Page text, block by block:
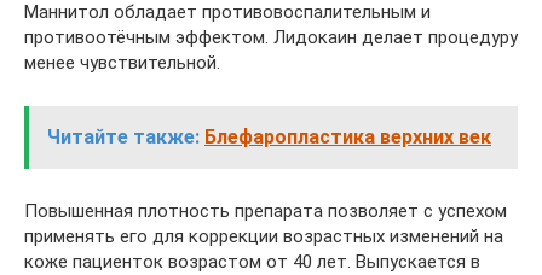
Маннитол обладает противовоспалительным и
противоотёчным эффектом. Лидокаин делает процедуру
менее чувствительной.
Читайте также: Блефаропластика верхних век
Повышенная плотность препарата позволяет с успехом
применять его для коррекции возрастных изменений на
коже пациенток возрастом от 40 лет. Выпускается в